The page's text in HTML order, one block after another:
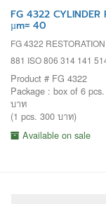
FG 4322
µm= 40
FG 4322
881 ISO 806 314 141
Product # FG 4322
Package : box of 6
บาท
(1 pcs. 300 บาท)
Available on sale